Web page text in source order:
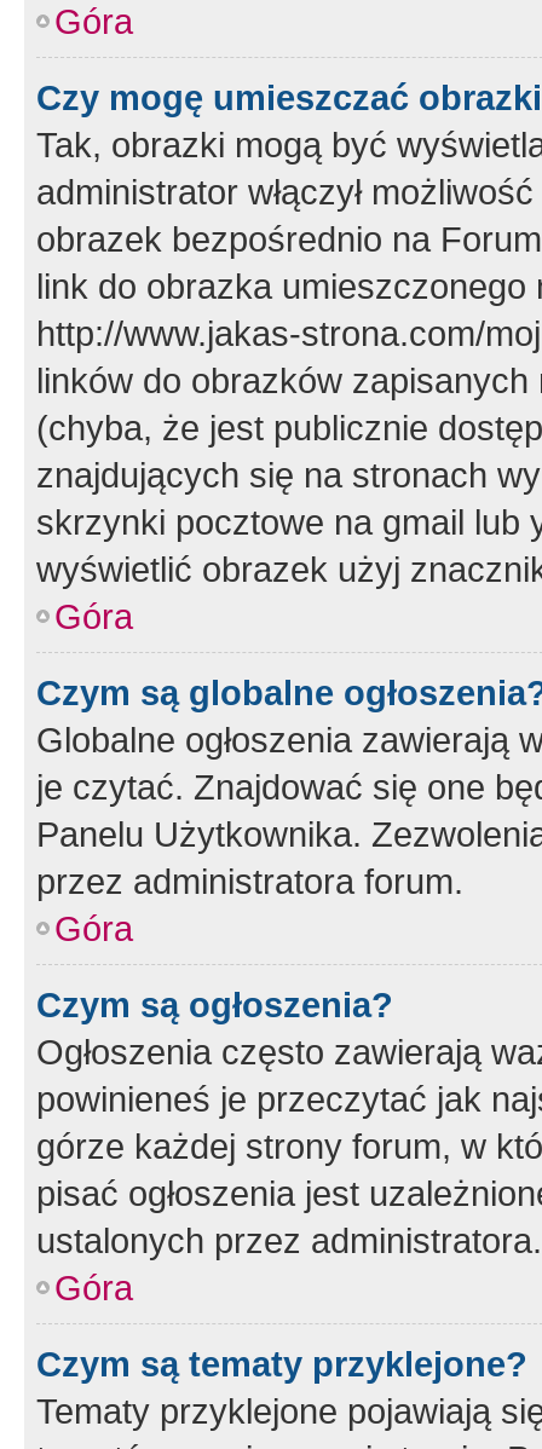
Góra
Czy mogę umieszczać
Tak, obrazki mogą być
administrator włączył
obrazek bezpośrednio na
link do obrazka
http://www.jakas-strona.com/
linków do obrazków
(chyba, że jest publicznie
znajdujących się na stronach
skrzynki pocztowe na gmail lub
wyświetlić obrazek użyj
Góra
Czym są globalne
Globalne ogłoszenia zawierają
je czytać. Znajdować się one
Panelu Użytkownika.
przez administratora forum.
Góra
Czym są ogłoszenia?
Ogłoszenia często zawierają
powinieneś je przeczytać jak
górze każdej strony forum, w
pisać ogłoszenia jest
ustalonych przez administratora.
Góra
Czym są tematy przyklejone?
Tematy przyklejone pojawiają